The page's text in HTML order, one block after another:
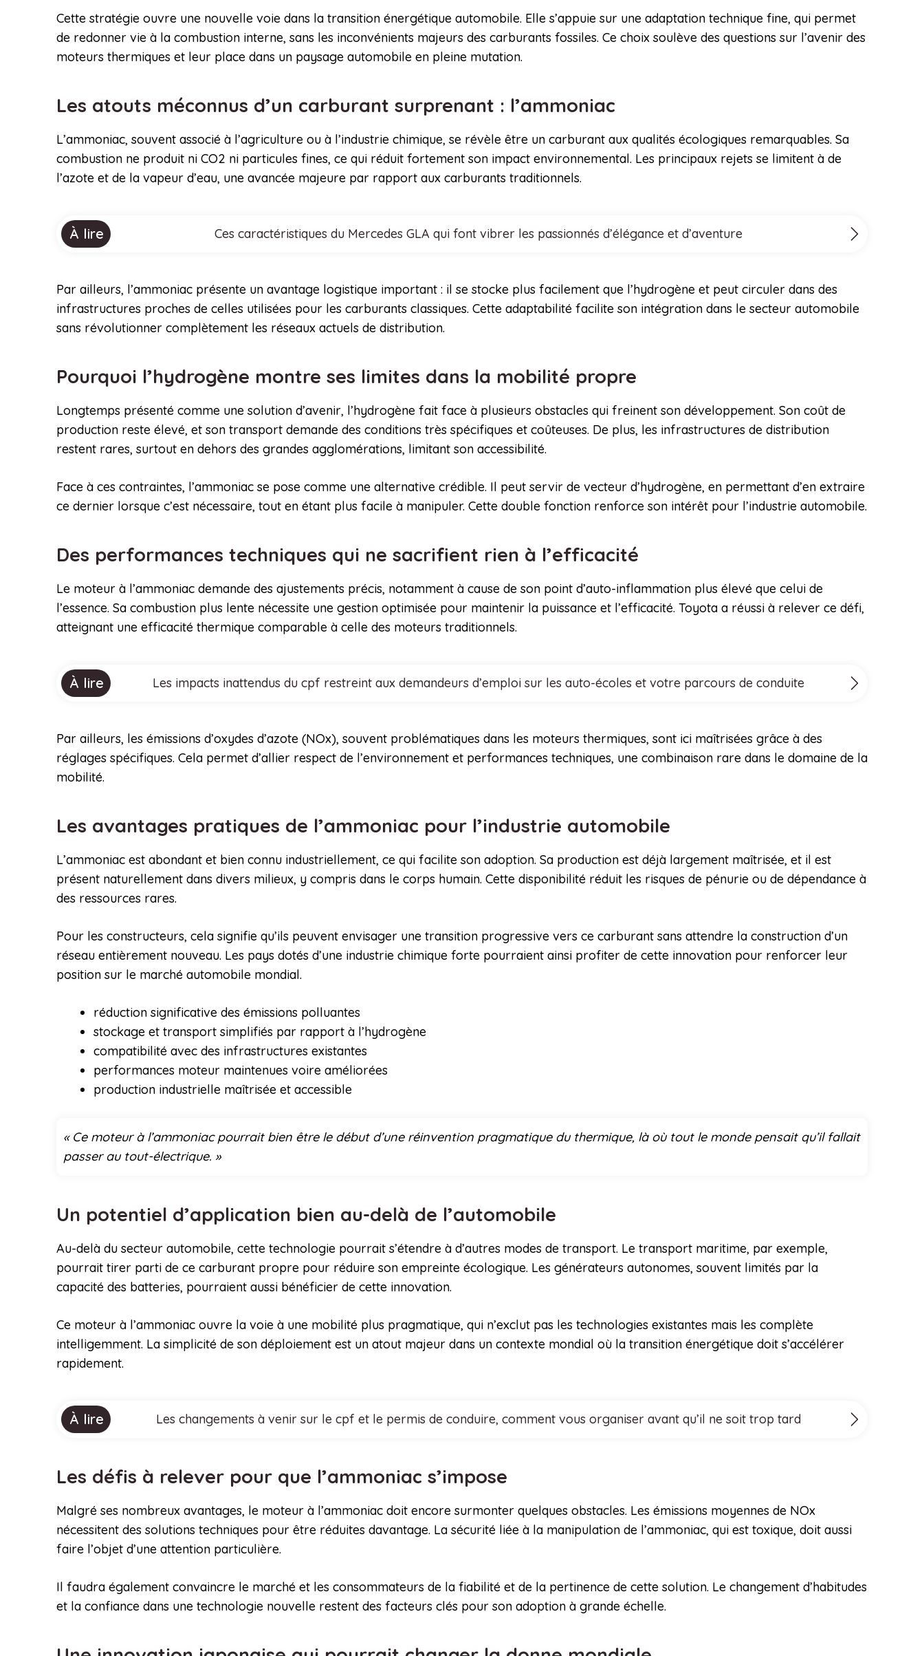
Cette stratégie ouvre une nouvelle voie dans la transition énergétique automobile. Elle s’appuie sur une adaptation technique fine, qui permet
de redonner vie à la combustion interne, sans les inconvénients majeurs des carburants fossiles. Ce choix soulève des questions sur l’avenir des
moteurs thermiques et leur place dans un paysage automobile en pleine mutation.
Les atouts méconnus d’un carburant surprenant : l’ammoniac
L’ammoniac, souvent associé à l’agriculture ou à l’industrie chimique, se révèle être un carburant aux qualités écologiques remarquables. Sa
combustion ne produit ni CO2 ni particules fines, ce qui réduit fortement son impact environnemental. Les principaux rejets se limitent à de
l’azote et de la vapeur d’eau, une avancée majeure par rapport aux carburants traditionnels.
À lire Ces caractéristiques du Mercedes GLA qui font vibrer les passionnés d’élégance et d’aventure
Par ailleurs, l’ammoniac présente un avantage logistique important : il se stocke plus facilement que l’hydrogène et peut circuler dans des
infrastructures proches de celles utilisées pour les carburants classiques. Cette adaptabilité facilite son intégration dans le secteur automobile
sans révolutionner complètement les réseaux actuels de distribution.
Pourquoi l’hydrogène montre ses limites dans la mobilité propre
Longtemps présenté comme une solution d’avenir, l’hydrogène fait face à plusieurs obstacles qui freinent son développement. Son coût de
production reste élevé, et son transport demande des conditions très spécifiques et coûteuses. De plus, les infrastructures de distribution
restent rares, surtout en dehors des grandes agglomérations, limitant son accessibilité.
Face à ces contraintes, l’ammoniac se pose comme une alternative crédible. Il peut servir de vecteur d’hydrogène, en permettant d’en extraire
ce dernier lorsque c’est nécessaire, tout en étant plus facile à manipuler. Cette double fonction renforce son intérêt pour l’industrie automobile.
Des performances techniques qui ne sacrifient rien à l’efficacité
Le moteur à l’ammoniac demande des ajustements précis, notamment à cause de son point d’auto-inflammation plus élevé que celui de
l’essence. Sa combustion plus lente nécessite une gestion optimisée pour maintenir la puissance et l’efficacité. Toyota a réussi à relever ce défi,
atteignant une efficacité thermique comparable à celle des moteurs traditionnels.
À lire Les impacts inattendus du cpf restreint aux demandeurs d’emploi sur les auto-écoles et votre parcours de conduite
Par ailleurs, les émissions d’oxydes d’azote (NOx), souvent problématiques dans les moteurs thermiques, sont ici maîtrisées grâce à des
réglages spécifiques. Cela permet d’allier respect de l’environnement et performances techniques, une combinaison rare dans le domaine de la
mobilité.
Les avantages pratiques de l’ammoniac pour l’industrie automobile
L’ammoniac est abondant et bien connu industriellement, ce qui facilite son adoption. Sa production est déjà largement maîtrisée, et il est
présent naturellement dans divers milieux, y compris dans le corps humain. Cette disponibilité réduit les risques de pénurie ou de dépendance à
des ressources rares.
Pour les constructeurs, cela signifie qu’ils peuvent envisager une transition progressive vers ce carburant sans attendre la construction d’un
réseau entièrement nouveau. Les pays dotés d’une industrie chimique forte pourraient ainsi profiter de cette innovation pour renforcer leur
position sur le marché automobile mondial.
réduction significative des émissions polluantes
stockage et transport simplifiés par rapport à l’hydrogène
compatibilité avec des infrastructures existantes
performances moteur maintenues voire améliorées
production industrielle maîtrisée et accessible
« Ce moteur à l’ammoniac pourrait bien être le début d’une réinvention pragmatique du thermique, là où tout le monde pensait qu’il fallait
passer au tout-électrique. »
Un potentiel d’application bien au-delà de l’automobile
Au-delà du secteur automobile, cette technologie pourrait s’étendre à d’autres modes de transport. Le transport maritime, par exemple,
pourrait tirer parti de ce carburant propre pour réduire son empreinte écologique. Les générateurs autonomes, souvent limités par la
capacité des batteries, pourraient aussi bénéficier de cette innovation.
Ce moteur à l’ammoniac ouvre la voie à une mobilité plus pragmatique, qui n’exclut pas les technologies existantes mais les complète
intelligemment. La simplicité de son déploiement est un atout majeur dans un contexte mondial où la transition énergétique doit s’accélérer
rapidement.
À lire Les changements à venir sur le cpf et le permis de conduire, comment vous organiser avant qu’il ne soit trop tard
Les défis à relever pour que l’ammoniac s’impose
Malgré ses nombreux avantages, le moteur à l’ammoniac doit encore surmonter quelques obstacles. Les émissions moyennes de NOx
nécessitent des solutions techniques pour être réduites davantage. La sécurité liée à la manipulation de l’ammoniac, qui est toxique, doit aussi
faire l’objet d’une attention particulière.
Il faudra également convaincre le marché et les consommateurs de la fiabilité et de la pertinence de cette solution. Le changement d’habitudes
et la confiance dans une technologie nouvelle restent des facteurs clés pour son adoption à grande échelle.